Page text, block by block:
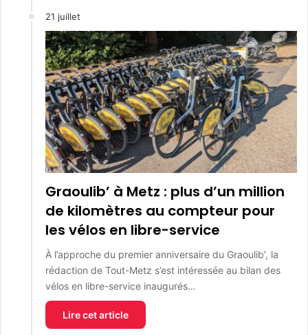
21 juillet
Graoulib’ à Metz : plus d’un million
de kilomètres au compteur pour
les vélos en libre-service
À l’approche du premier anniversaire du Graoulib’, la
rédaction de Tout-Metz s’est intéressée au bilan des
vélos en libre-service inaugurés…
Lire cet article